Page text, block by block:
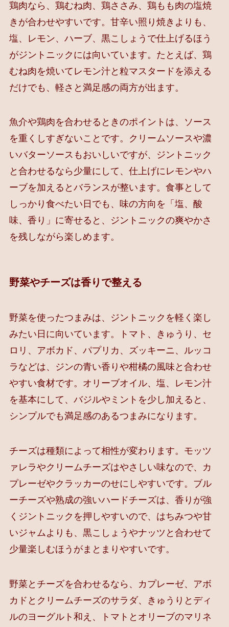
鶏肉なら、鶏むね肉、鶏ささみ、鶏もも肉の塩焼
きが合わせやすいです。甘辛い照り焼きよりも、
塩、レモン、ハーブ、黒こしょうで仕上げるほう
がジントニックには向いています。たとえば、鶏
むね肉を焼いてレモン汁と粒マスタードを添える
だけでも、軽さと満足感の両方が出ます。
魚介や鶏肉を合わせるときのポイントは、ソース
を重くしすぎないことです。クリームソースや濃
いバターソースもおいしいですが、ジントニック
と合わせるなら少量にして、仕上げにレモンやハ
ーブを加えるとバランスが整います。食事として
しっかり食べたい日でも、味の方向を「塩、酸
味、香り」に寄せると、ジントニックの爽やかさ
を残しながら楽しめます。
野菜やチーズは香りで整える
野菜を使ったつまみは、ジントニックを軽く楽し
みたい日に向いています。トマト、きゅうり、セ
ロリ、アボカド、パプリカ、ズッキーニ、ルッコ
ラなどは、ジンの青い香りや柑橘の風味と合わせ
やすい食材です。オリーブオイル、塩、レモン汁
を基本にして、バジルやミントを少し加えると、
シンプルでも満足感のあるつまみになります。
チーズは種類によって相性が変わります。モッツ
ァレラやクリームチーズはやさしい味なので、カ
プレーゼやクラッカーのせにしやすいです。ブル
ーチーズや熟成の強いハードチーズは、香りが強
くジントニックを押しやすいので、はちみつや甘
いジャムよりも、黒こしょうやナッツと合わせて
少量楽しむほうがまとまりやすいです。
野菜とチーズを合わせるなら、カプレーゼ、アボ
カドとクリームチーズのサラダ、きゅうりとディ
ルのヨーグルト和え、トマトとオリーブのマリネ